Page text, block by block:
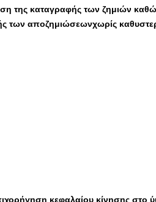
της καταγραφής των ζημιών
των αποζημιώσεωνχωρίς
κεφαλαίου κίνησης στο